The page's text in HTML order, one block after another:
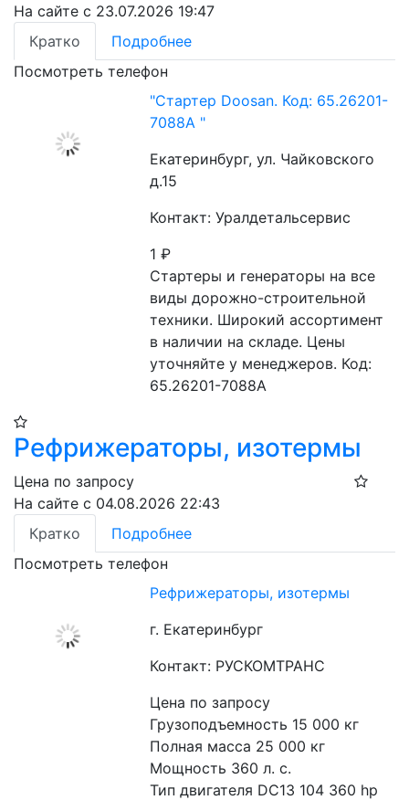
На сайте с 23.07.2026 19:47
Кратко
Подробнее
Посмотреть телефон
"Стартер Doosan. Код: 65.26201-
7088A "
Екатеринбург, ул. Чайковского
д.15
Контакт: Уралдетальсервис
1₽
Стартеры и генераторы на все
виды дорожно-строительной
техники. Широкий ассортимент
в наличии на складе. Цены
уточняйте у менеджеров. Код:
65.26201-7088A
Рефрижераторы, изотермы
Цена по запросу
На сайте с 04.08.2026 22:43
Кратко
Подробнее
Посмотреть телефон
Рефрижераторы, изотермы
г. Екатеринбург
Контакт: РУСКОМТРАНС
Цена по запросу
Грузоподъемность 15 000 кг
Полная масса 25 000 кг
Мощность 360 л. с.
Тип двигателя DC13 104 360 hp